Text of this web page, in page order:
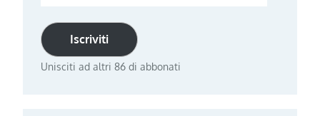
Iscriviti
Unisciti ad altri 86 di abbonati